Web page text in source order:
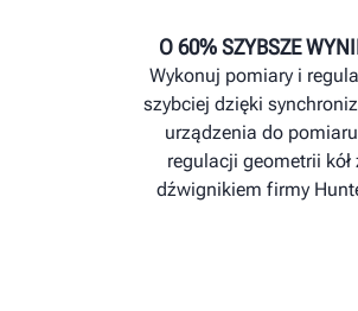
O 60% SZYBSZE
Wykonuj pomiary i
szybciej dzięki
urządzenia do
regulacji geometrii kół
dźwignikiem firmy